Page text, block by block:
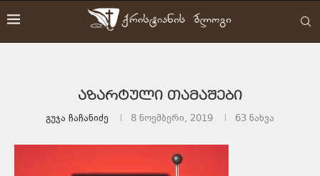
აზარტული თამაშები
Გუჯა Ჩაჩანიძე 8 ნოემბერი, 2019 63 ნახვა